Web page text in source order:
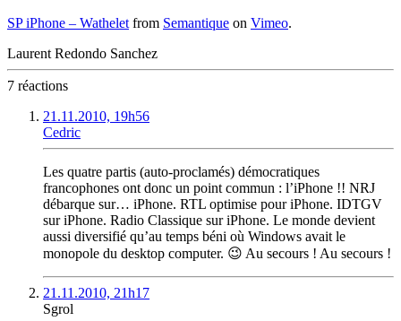
SP iPhone – Wathelet from Semantique on Vimeo.
Laurent Redondo Sanchez
7 réactions
21.11.2010, 19h56
Cedric
Les quatre partis (auto-proclamés) démocratiques
francophones ont donc un point commun : l’iPhone !! NRJ
débarque sur… iPhone. RTL optimise pour iPhone. IDTGV
sur iPhone. Radio Classique sur iPhone. Le monde devient
aussi diversifié qu’au temps béni où Windows avait le
monopole du desktop computer. 😉 Au secours ! Au secours !
21.11.2010, 21h17
Sgrol